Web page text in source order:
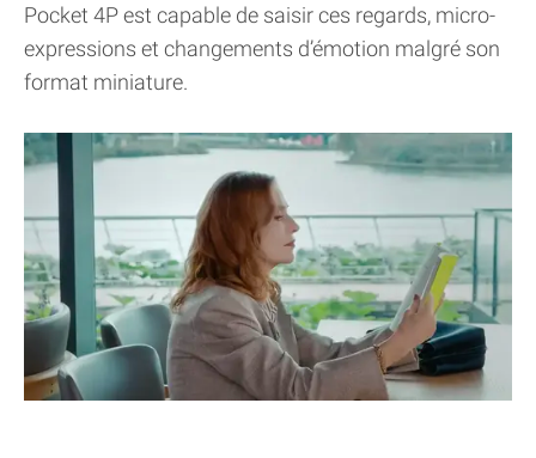
Pocket 4P est capable de saisir ces regards, micro-
expressions et changements d’émotion malgré son
format miniature.